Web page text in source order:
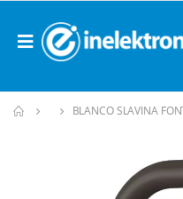
BLANCO SLAVINA